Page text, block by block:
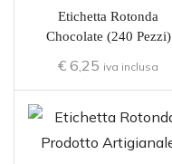
Etichetta Rotonda
Chocolate (240 Pezzi)
€ 6,25 iva inclusa